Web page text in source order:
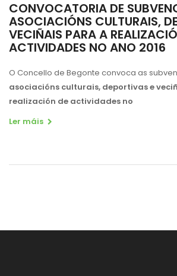
CONVOCATORIA DE
ASOCIACIÓNS CULTURAIS,
VECIÑAIS PARA A
ACTIVIDADES NO ANO 2016
O Concello de Begonte convoca as
asociacións culturais, deportivas e
realización de actividades no
Ler máis